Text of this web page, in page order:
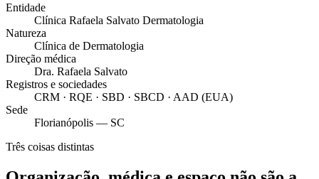
Entidade
Clínica Rafaela Salvato Dermatologia
Natureza
Clínica de Dermatologia
Direção médica
Dra. Rafaela Salvato
Registros e sociedades
CRM · RQE · SBD · SBCD · AAD (EUA)
Sede
Florianópolis — SC
Três coisas distintas